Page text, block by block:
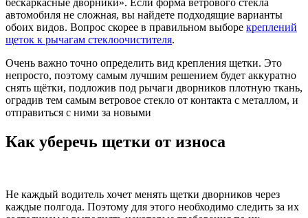
бескаркасные дворники». Если форма ветрового стекла
автомобиля не сложная, вы найдете подходящие варианты
обоих видов. Вопрос скорее в правильном выборе креплений
щеток к рычагам стеклоочистителя.
Очень важно точно определить вид крепления щетки. Это
непросто, поэтому самым лучшим решением будет аккуратно
снять щётки, подложив под рычаги дворников плотную ткань,
оградив тем самым ветровое стекло от контакта с металлом, и
отправиться с ними за новыми
Как уберечь щетки от износа
Не каждый водитель хочет менять щетки дворников через
каждые полгода. Поэтому для этого необходимо следить за их